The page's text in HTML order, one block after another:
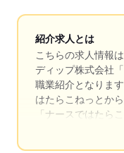
紹介求人とは
こちらの求人情報は
ディップ株式会社
職業紹介となります
はたらこねっとか
「ナースではたら